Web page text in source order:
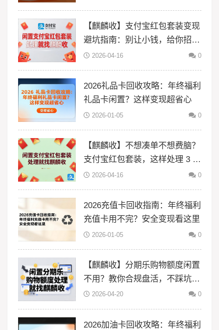
【麒麟收】支付宝红包套装变现
避坑指南：别让小钱，给你招来
大风险
2026-04-16 0
2026礼品卡回收攻略：年终福利
礼品卡闲置？这样变现超省心
2026-01-05 0
【麒麟收】不想凑单不想费脑？
支付宝红包套装，这样处理 3 分
钟搞定
2026-04-16 0
2026充值卡回收指南：年终福利
充值卡用不完？安全变现看这里
2026-01-05 0
【麒麟收】分期乐购物额度闲置
不用？教你合规盘活，不踩坑更
省心2026-04-20 0
2026加油卡回收攻略：年终福利